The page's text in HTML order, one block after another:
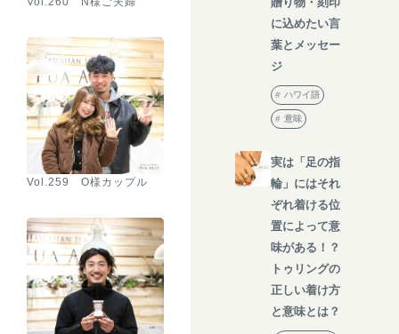
Vol.259 O様カップル
に込めたい言
葉とメッセー
ジ
ハワイ語
意味
実は「足の指
輪」にはそれ
ぞれ着ける位
置によって意
味がある！？
トゥリングの
正しい着け方
と意味とは？